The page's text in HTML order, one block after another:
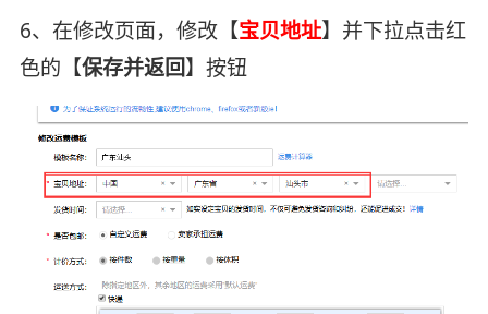
6、在修改页面，修改【宝贝地址】并下拉点击红
色的【保存并返回】按钮